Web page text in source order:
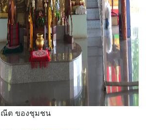
ณีต ของชุมชน